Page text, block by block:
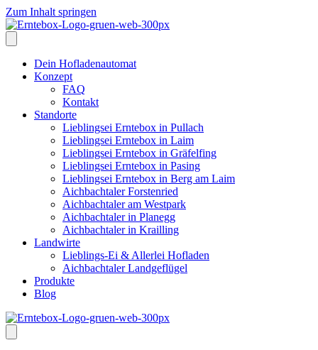
Zum Inhalt springen
Dein Hofladenautomat
Konzept
FAQ
Kontakt
Standorte
Lieblingsei Erntebox in Pullach
Lieblingsei Erntebox in Laim
Lieblingsei Erntebox in Gräfelfing
Lieblingsei Erntebox in Pasing
Lieblingsei Erntebox in Berg am Laim
Aichbachtaler Forstenried
Aichbachtaler am Westpark
Aichbachtaler in Planegg
Aichbachtaler in Krailling
Landwirte
Lieblings-Ei & Allerlei Hofladen
Aichbachtaler Landgeflügel
Produkte
Blog